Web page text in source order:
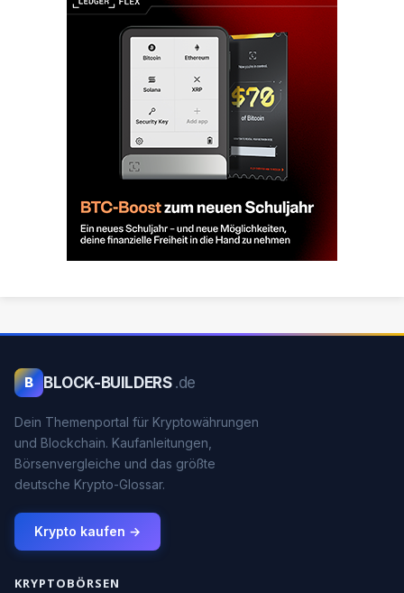
B BLOCK-BUILDERS .de
Dein Themenportal für Kryptowährungen
und Blockchain. Kaufanleitungen,
Börsenvergleiche und das größte
deutsche Krypto-Glossar.
Krypto kaufen →
KRYPTOBÖRSEN